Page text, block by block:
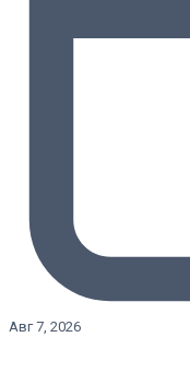
Авг 7, 2026